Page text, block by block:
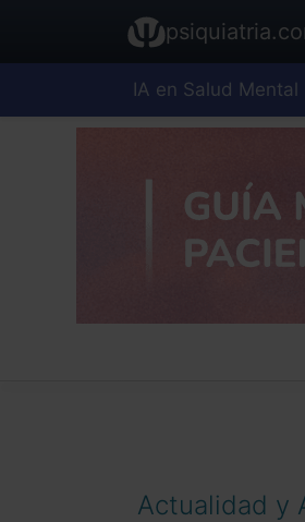
IA en Salud Mental
Actualidad y